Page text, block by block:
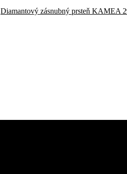
Diamantový zásnubný prsteň KAMEA